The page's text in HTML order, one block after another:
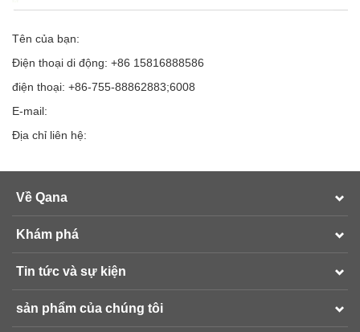
Tên của bạn:
Điện thoại di động: +86 15816888586
điện thoại: +86-755-88862883;6008
E-mail:
Địa chỉ liên hệ:
Về Qana
Khám phá
Tin tức và sự kiện
sản phẩm của chúng tôi